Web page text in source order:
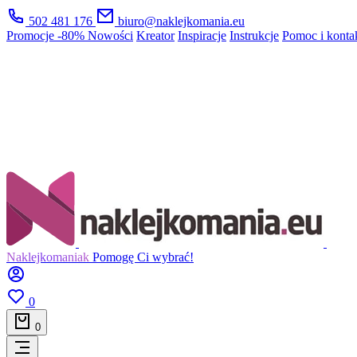
502 481 176
biuro@naklejkomania.eu
Promocje -80% Nowości Kreator Inspiracje Instrukcje Pomoc i
Naklejkomaniak Pomogę Ci wybrać!
0
0